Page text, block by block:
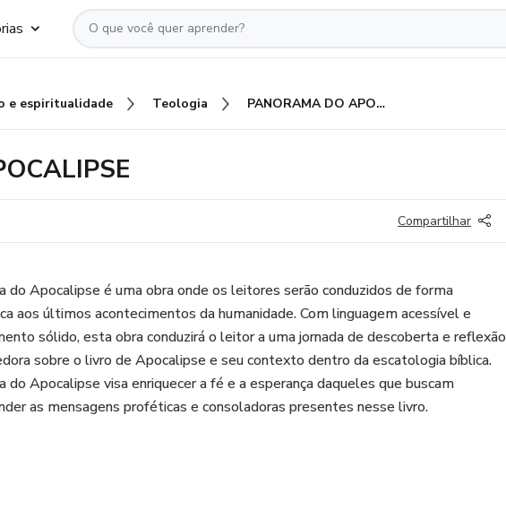
e espiritualidade Teologia PANORAMA DO APOCALIPSE
Compartilhar
do Apocalipse é uma obra onde os leitores serão conduzidos de forma
aos últimos acontecimentos da humanidade. Com linguagem acessível e
sólido, esta obra conduzirá o leitor a uma jornada de descoberta e reflexão
sobre o livro de Apocalipse e seu contexto dentro da escatologia bíblica.
do Apocalipse visa enriquecer a fé e a esperança daqueles que buscam
as mensagens proféticas e consoladoras presentes nesse livro.